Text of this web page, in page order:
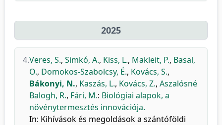
2025
4.Veres, S., Simkó, A., Kiss, L., Makleit, P., Basal,
O., Domokos-Szabolcsy, É., Kovács, S.,
Bákonyi, N., Kaszás, L., Kovács, Z., Aszalósné
Balogh, R., Fári, M.: Biológiai alapok, a
növénytermesztés innovációja.
In: Kihívások és megoldások a szántóföldi